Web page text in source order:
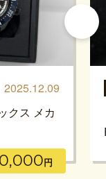
2025.12.09
クス メカ
円